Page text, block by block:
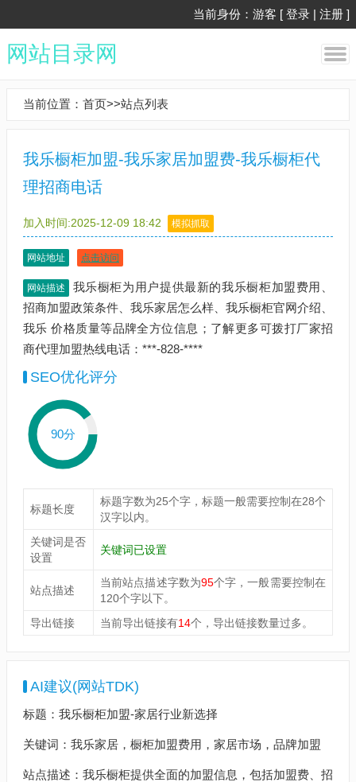
当前身份：游客 [ 登录 | 注册 ]
网站目录网
当前位置： 首页>>站点列表
我乐橱柜加盟-我乐家居加盟费-我乐橱柜代
理招商电话
加入时间:2025-12-09 18:42 模拟抓取
网站地址 点击访问
网站描述
我乐橱柜为用户提供最新的我乐橱柜加盟费用、
招商加盟政策条件、我乐家居怎么样、我乐橱柜官网介绍、
我乐 价格质量等品牌全方位信息；了解更多可拨打厂家招
商代理加盟热线电话：***-828-****
SEO优化评分
90分
标题长度
标题字数为25个字，标题一般需要控制在28个
汉字以内。
关键词是否
设置
关键词已设置
站点描述
当前站点描述字数为95个字，一般需要控制在
120个字以下。
导出链接
当前导出链接有14个，导出链接数量过多。
AI建议(网站TDK)
标题：我乐橱柜加盟-家居行业新选择
关键词：我乐家居，橱柜加盟费用，家居市场，品牌加盟
站点描述：我乐橱柜提供全面的加盟信息，包括加盟费、招